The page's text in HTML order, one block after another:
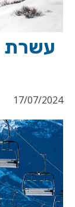
עשרת
17/07/2024